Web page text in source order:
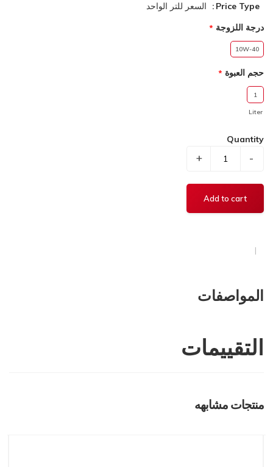
Price Type
السعر للتر الواحد
درجة اللزوجة
10W-40
حجم العبوة
1
Liter
Quantity
-
+
المواصفات
التقييمات
منتجات مشابهه